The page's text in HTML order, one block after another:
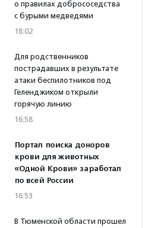
о правилах добрососедства
с бурыми медведями
18:02
Для родственников
пострадавших в результате
атаки беспилотников под
Геленджиком открыли
горячую линию
16:58
Портал поиска доноров
крови для животных
«Одной Крови» заработал
по всей России
16:53
В Тюменской области прошел